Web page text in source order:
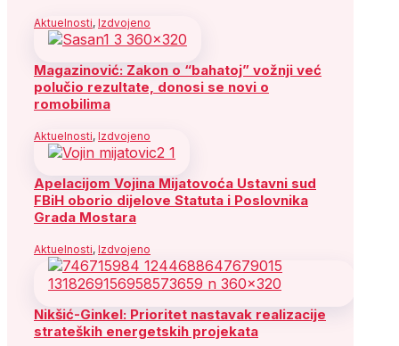
Aktuelnosti, Izdvojeno
Magazinović: Zakon o “bahatoj” vožnji već
polučio rezultate, donosi se novi o
romobilima
Aktuelnosti, Izdvojeno
Apelacijom Vojina Mijatovoća Ustavni sud
FBiH oborio dijelove Statuta i Poslovnika
Grada Mostara
Aktuelnosti, Izdvojeno
Nikšić-Ginkel: Prioritet nastavak realizacije
strateških energetskih projekata